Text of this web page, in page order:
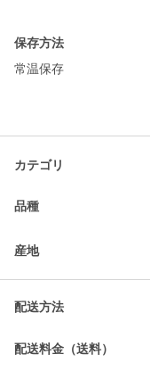
保存方法
常温保存
カテゴリ
品種
産地
配送方法
配送料金（送料）